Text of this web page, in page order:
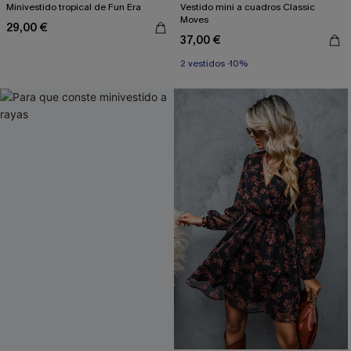
Minivestido tropical de Fun Era
29,00 €
Vestido mini a cuadros Classic
Moves
37,00 €
2 vestidos -10%